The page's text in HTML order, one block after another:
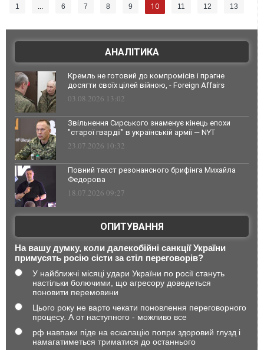
1 ... 6 7 8 9 10 11 12 13
АНАЛІТИКА
Кремль не готовий до компромісів і прагне
досягти своїх цілей війною, - Foreign Affairs
03.08.2026 13:02
Звільнення Сирського знаменує кінець епохи
"старої гвардії" в українській армії — NYT
23.07.2026 10:32
Повний текст резонансного брифінга Михайла
Федорова
18.07.2026 09:27
ОПИТУВАННЯ
На вашу думку, коли далекобійні санкції України
примусять росію сісти за стіл переговорів?
У найближчі місяці удари України по росії стануть
настільки болючими, що агресору доведеться
поновити перемовини
Цього року не варто чекати поновлення переговорного
процесу. А от наступного - можливо все
рф навпаки піде на ескалацію попри здоровий глузд і
намагатиметься триматися до останнього